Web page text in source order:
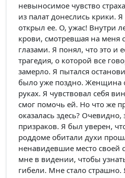
невыносимое чувство
из палат донеслись крики.
открыл ее. О, ужас! Внутри
крови, смотревшая на
глазами. Я понял, что это и
трагедия, о которой все
замерло. Я пытался
было уже поздно. Женщина
руках. Я чувствовал себя
смог помочь ей. Но что же
оказалась здесь?
призраков. Я был уверен,
роддоме обитали духи
ненавидевшие место своей
мне в видении, чтобы
гибели. Мне стало страшно.